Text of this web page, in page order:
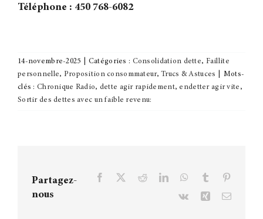
Téléphone : 450 768-6082
14-novembre-2025 Catégories : Consolidation dette, Faillite
personnelle, Proposition consommateur,Trucs & Astuces
Mots-
clés : Chronique Radio, dette agir rapidement,endetter agir vite ,
Sortir des dettes avec un faible revenu:
Partagez-
nous
Facebook RedditLinkedInWhatsApp
Tumblr
Vk
XingCourriel